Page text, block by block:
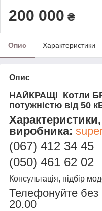
200 000 ₴
Опис Характеристики
Опис
НАЙКРАЩІ Котли
потужністю від 50
Характеристики,
виробника:
(067) 412 34 45
(050) 461 62 02
Консультація, підбір
Телефонуйте без
20.00